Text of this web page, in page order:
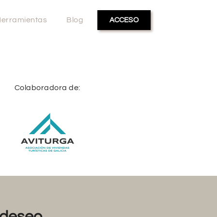
Blog ACCESO
Colaboradora de: